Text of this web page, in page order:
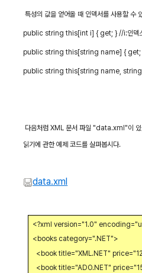
특성의 값을 얻어올 때 인덱서를 사용할 수
public string this[int i] { get; } //i:인덱
public string this[string name] { get;
public string this[string name,
다음처럼 XML문서 파일 "data.xml"이
읽기에 관한 예제 코드를 살펴봅시다.
data.xml
<?xml version="1.0"
<books category=".NET">
<book title="XML.NET"
<book title="ADO.NET"